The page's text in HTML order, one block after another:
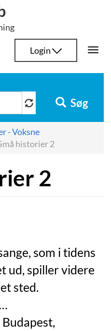
Login
Søg
- Voksne
historier 2
2
som i tidens
ud, spiller videre
sted.
…